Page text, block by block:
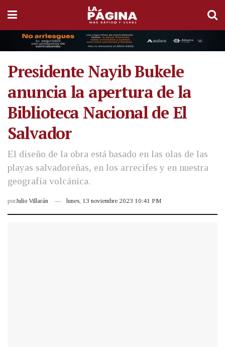
Presidente Nayib Bukele
anuncia la apertura de la
Biblioteca Nacional de El
Salvador
El diseño de la obra está basado en las olas de las
playas salvadoreñas, en los arrecifes y en nuestra
geografía volcánica.
porJulio Villarán lunes, 13 noviembre 2023 10:41 PM